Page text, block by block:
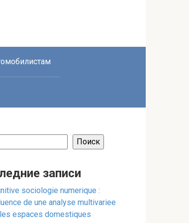
Поиск
записи
sociologie numerique :
de une analyse multivariee
espaces domestiques